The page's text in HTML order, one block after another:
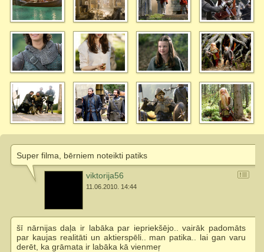
Super filma, bērniem noteikti patiks
viktorija56
11.06.2010. 14:44
šī nārnijas daļa ir labāka par iepriekšējo.. vairāk padomāts
par kaujas realitāti un aktierspēli.. man patika.. lai gan varu
derēt, ka grāmata ir labāka kā vienmeŗ